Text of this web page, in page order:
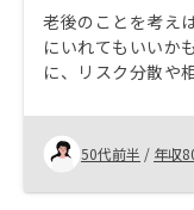
老後のことを考え
にいれてもいいか
に、リスク分散や
り興味がわきま
抵抗があり、決断
く始めたかったと
踏み出せなかった
ては、今がベスト
50代前半 / 年収